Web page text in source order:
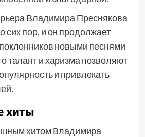
Владимира Преснякова
сих пор, и он продолжает
новыми песнями
талант и харизма позволяют
и привлекать
хиты
хитом Владимира